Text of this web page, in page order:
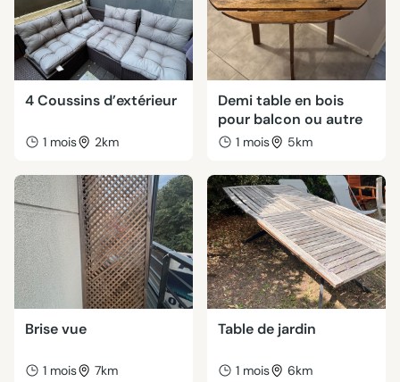
4 Coussins d’extérieur
1 mois 2km
Demi table en bois
pour balcon ou autre
1 mois 5km
Brise vue
1 mois 7km
Table de jardin
1 mois 6km